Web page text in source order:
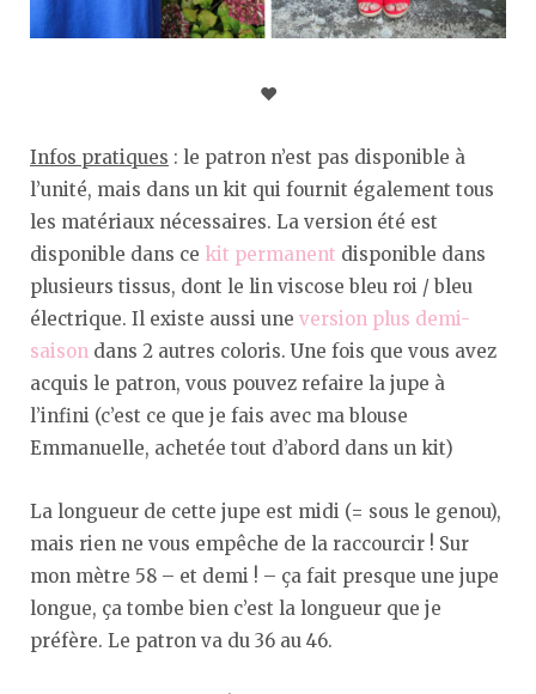
♥︎
Infos pratiques : le patron n’est pas disponible à
l’unité, mais dans un kit qui fournit également tous
les matériaux nécessaires. La version été est
disponible dans ce kit permanent disponible dans
plusieurs tissus, dont le lin viscose bleu roi / bleu
électrique. Il existe aussi une version plus demi-
saison dans 2 autres coloris. Une fois que vous avez
acquis le patron, vous pouvez refaire la jupe à
l’infini (c’est ce que je fais avec ma blouse
Emmanuelle, achetée tout d’abord dans un kit)
La longueur de cette jupe est midi (= sous le genou),
mais rien ne vous empêche de la raccourcir ! Sur
mon mètre 58 – et demi ! – ça fait presque une jupe
longue, ça tombe bien c’est la longueur que je
préfère. Le patron va du 36 au 46.